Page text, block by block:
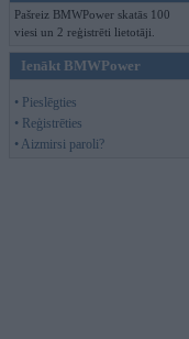
Pašreiz BMWPower skatās 100
viesi un 2 reģistrēti lietotāji.
Ienākt BMWPower
• Pieslēgties
• Reģistrēties
• Aizmirsi paroli?